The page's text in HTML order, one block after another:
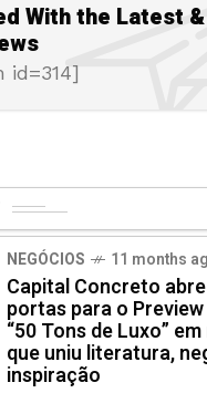
With the Latest
id=314]
NEGÓCIOS 11 months
Capital Concreto
portas para o
“50 Tons de Luxo”
que uniu literatura,
inspiração